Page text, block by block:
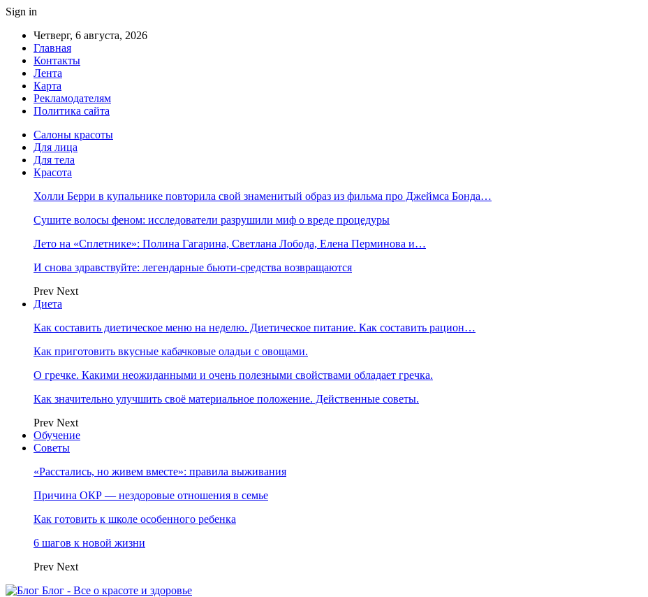
Sign in
Четверг, 6 августа, 2026
Главная
Контакты
Лента
Карта
Рекламодателям
Политика сайта
Салоны красоты
Для лица
Для тела
Красота
Холли Берри в купальнике повторила свой знаменитый образ из фильма про Джеймса Бонда…
Сушите волосы феном: исследователи разрушили миф о вреде процедуры
Лето на «Сплетнике»: Полина Гагарина, Светлана Лобода, Елена Перминова и…
И снова здравствуйте: легендарные бьюти-средства возвращаются
Prev Next
Диета
Как составить диетическое меню на неделю. Диетическое питание. Как составить рацион…
Как приготовить вкусные кабачковые оладьи с овощами.
О гречке. Какими неожиданными и очень полезными свойствами обладает гречка.
Как значительно улучшить своё материальное положение. Действенные советы.
Prev Next
Обучение
Советы
«Расстались, но живем вместе»: правила выживания
Причина ОКР — нездоровые отношения в семье
Как готовить к школе особенного ребенка
6 шагов к новой жизни
Prev Next
Блог - Все о красоте и здоровье